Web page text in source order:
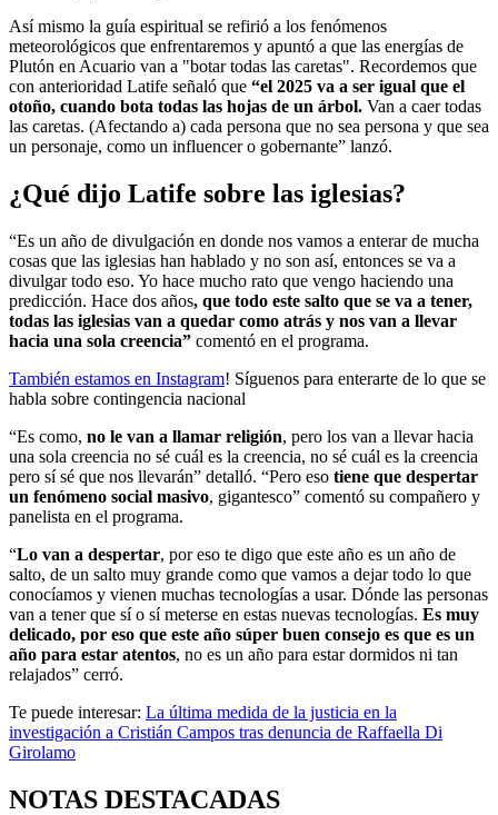
Así mismo la guía espiritual se refirió a los fenómenos
meteorológicos que enfrentaremos y apuntó a que las energías de
Plutón en Acuario van a "botar todas las caretas". Recordemos que
con anterioridad Latife señaló que “el 2025 va a ser igual que el
otoño, cuando bota todas las hojas de un árbol. Van a caer todas
las caretas. (Afectando a) cada persona que no sea persona y que sea
un personaje, como un influencer o gobernante” lanzó.
¿Qué dijo Latife sobre las iglesias?
“Es un año de divulgación en donde nos vamos a enterar de mucha
cosas que las iglesias han hablado y no son así, entonces se va a
divulgar todo eso. Yo hace mucho rato que vengo haciendo una
predicción. Hace dos años, que todo este salto que se va a tener,
todas las iglesias van a quedar como atrás y nos van a llevar
hacia una sola creencia” comentó en el programa.
También estamos en Instagram! Síguenos para enterarte de lo que se
habla sobre contingencia nacional
“Es como, no le van a llamar religión, pero los van a llevar hacia
una sola creencia no sé cuál es la creencia, no sé cuál es la creencia
pero sí sé que nos llevarán” detalló. “Pero eso tiene que despertar
un fenómeno social masivo, gigantesco” comentó su compañero y
panelista en el programa.
“Lo van a despertar, por eso te digo que este año es un año de
salto, de un salto muy grande como que vamos a dejar todo lo que
conocíamos y vienen muchas tecnologías a usar. Dónde las personas
van a tener que sí o sí meterse en estas nuevas tecnologías. Es muy
delicado, por eso que este año súper buen consejo es que es un
año para estar atentos, no es un año para estar dormidos ni tan
relajados” cerró.
Te puede interesar: La última medida de la justicia en la
investigación a Cristián Campos tras denuncia de Raffaella Di
Girolamo
NOTAS DESTACADAS